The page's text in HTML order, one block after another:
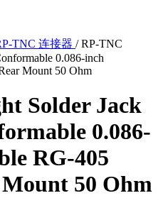
TNC 连接器 / RP-TNC
0.086-inch
Mount 50 Ohm
Solder Jack
0.086-
RG-405
50 Ohm